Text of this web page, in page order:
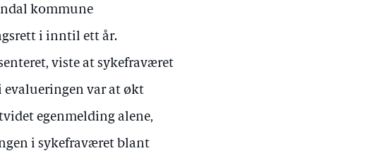
kommune
i inntil ett år.
viste at sykefraværet
evalueringen var at økt
egenmelding alene,
i sykefraværet blant